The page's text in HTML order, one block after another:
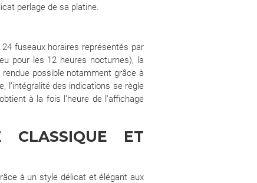
perlage de sa platine.
fuseaux horaires représentés par
pour les 12 heures nocturnes), la
possible notamment grâce à
l’intégralité des indications se règle
à la fois l’heure de l’affichage
CLASSIQUE ET
à un style délicat et élégant aux